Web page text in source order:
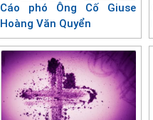
Cáo phó Ông Cố Giuse
Hoàng Văn Quyển